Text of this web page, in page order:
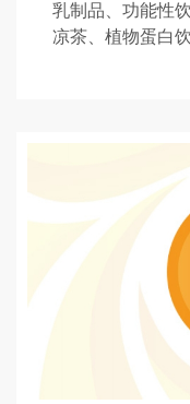
乳制品、功能性
凉茶、植物蛋白